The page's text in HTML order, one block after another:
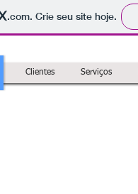
.com. Crie seu site hoje.
Clientes Serviços